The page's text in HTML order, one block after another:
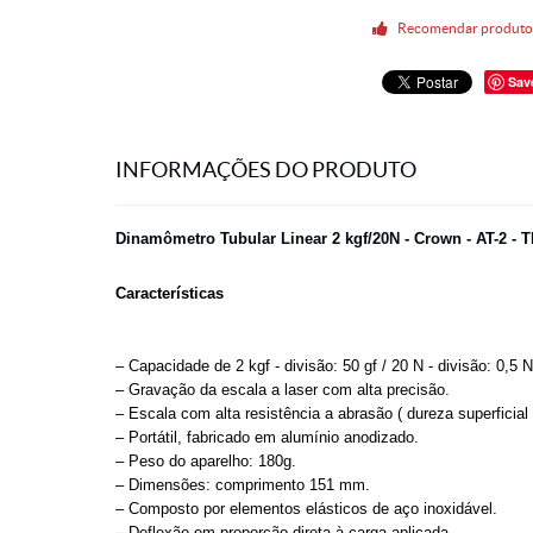
Recomendar produto
INFORMAÇÕES DO PRODUTO
Dinamômetro Tubular Linear 2 kgf/20N - Crown - AT-2 -
Características
– Capacidade de 2 kgf - divisão: 50 gf / 20 N - divisão: 0,5 N
– Gravação da escala a laser com alta precisão.
– Escala com alta resistência a abrasão ( dureza superficial
– Portátil, fabricado em alumínio anodizado.
– Peso do aparelho: 180g.
– Dimensões: comprimento 151 mm.
– Composto por elementos elásticos de aço inoxidável.